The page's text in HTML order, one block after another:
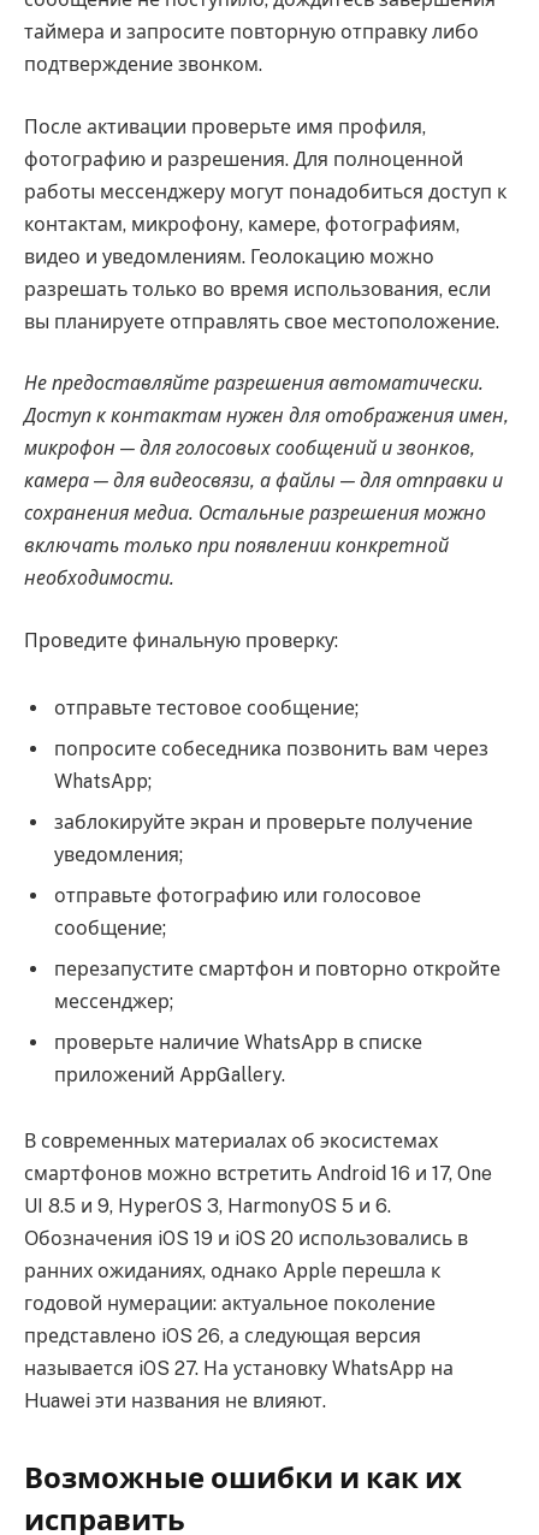
таймера и запросите повторную отправку либо
подтверждение звонком.
После активации проверьте имя профиля,
фотографию и разрешения. Для полноценной
работы мессенджеру могут понадобиться доступ к
контактам, микрофону, камере, фотографиям,
видео и уведомлениям. Геолокацию можно
разрешать только во время использования, если
вы планируете отправлять свое местоположение.
Не предоставляйте разрешения автоматически.
Доступ к контактам нужен для отображения имен,
микрофон — для голосовых сообщений и звонков,
камера — для видеосвязи, а файлы — для отправки и
сохранения медиа. Остальные разрешения можно
включать только при появлении конкретной
необходимости.
Проведите финальную проверку:
отправьте тестовое сообщение;
попросите собеседника позвонить вам через
WhatsApp;
заблокируйте экран и проверьте получение
уведомления;
отправьте фотографию или голосовое
сообщение;
перезапустите смартфон и повторно откройте
мессенджер;
проверьте наличие WhatsApp в списке
приложений AppGallery.
В современных материалах об экосистемах
смартфонов можно встретить Android 16 и 17, One
UI 8.5 и 9, HyperOS 3, HarmonyOS 5 и 6.
Обозначения iOS 19 и iOS 20 использовались в
ранних ожиданиях, однако Apple перешла к
годовой нумерации: актуальное поколение
представлено iOS 26, а следующая версия
называется iOS 27. На установку WhatsApp на
Huawei эти названия не влияют.
Возможные ошибки и как их
исправить